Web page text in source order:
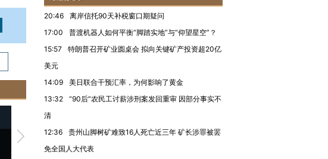
马航飞行员跨国走私7万
粒摇头丸 尿检体内含3种
视线｜被称为“蟑螂”的印
视线｜“入侵”还是“人道危
20:46
离岸信托90天补税窗口期疑问
17:00
普渡机器人如何平衡“脚踏实地”与“仰望星空”？
15:57
特朗普召开矿业圆桌会 拟向关键矿产投资超20亿
美元
14:09
美日联合干预汇率，为何影响了黄金
13:32
“90后”农民工讨薪涉刑案发回重审 因部分事实不
清
12:36
贵州山脚树矿难致16人死亡近三年 矿长涉罪被罢
免全国人大代表